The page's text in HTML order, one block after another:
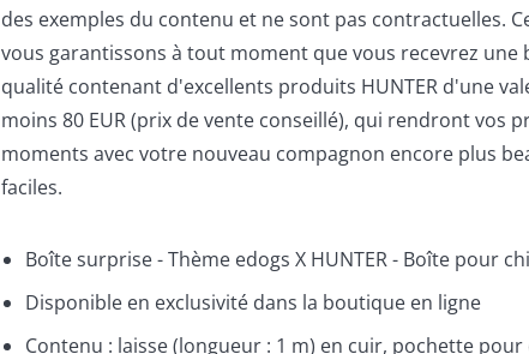
des exemples du contenu et ne sont pas contractuelles.
vous garantissons à tout moment que vous recevrez une
qualité contenant d'excellents produits HUNTER d'une
moins 80 EUR (prix de vente conseillé), qui rendront vos
moments avec votre nouveau compagnon encore plus
faciles.
Boîte surprise - Thème edogs X HUNTER - Boîte pour
Disponible en exclusivité dans la boutique en ligne
Contenu : laisse (longueur : 1 m) en cuir, pochette